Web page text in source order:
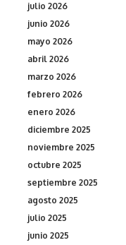
julio 2026
junio 2026
mayo 2026
abril 2026
marzo 2026
febrero 2026
enero 2026
diciembre 2025
noviembre 2025
octubre 2025
septiembre 2025
agosto 2025
julio 2025
junio 2025